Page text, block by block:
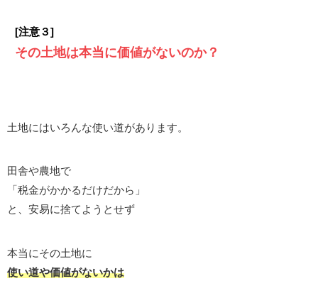
[注意３]
その土地は本当に価値がないのか？
土地にはいろんな使い道があります。
田舎や農地で
「税金がかかるだけだから」
と、安易に捨てようとせず
本当にその土地に
使い道や価値がないかは